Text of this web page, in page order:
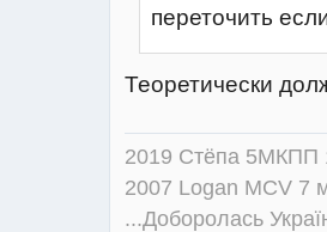
переточить
Теоретически
2019 Стёпа
2007 Logan MCV 7
...Доборолась